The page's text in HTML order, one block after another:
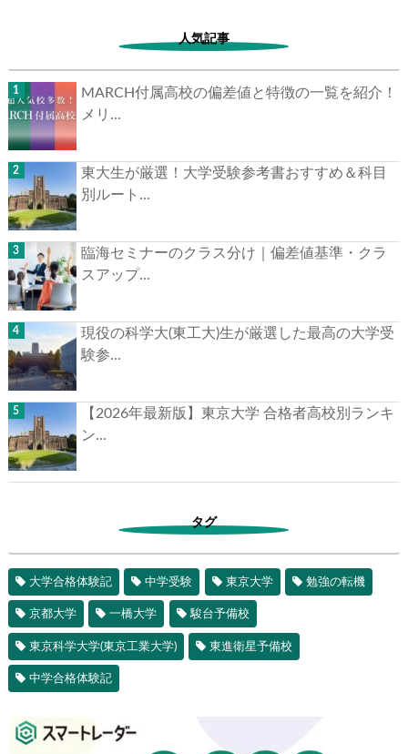
人気記事
MARCH付属高校の偏差値と特徴の一覧を紹介！
メリ...
東大生が厳選！大学受験参考書おすすめ＆科目
別ルート...
臨海セミナーのクラス分け｜偏差値基準・クラ
スアップ...
現役の科学大(東工大)生が厳選した最高の大学受
験参...
【2026年最新版】東京大学 合格者高校別ランキ
ン...
タグ
大学合格体験記 中学受験 東京大学 勉強の転機
京都大学 一橋大学 駿台予備校
東京科学大学(東京工業大学) 東進衛星予備校
中学合格体験記